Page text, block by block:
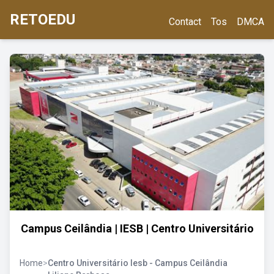
RETOEDU Contact Tos DMCA
Campus Ceilândia | IESB | Centro Universitário
Home>Centro Universitário Iesb - Campus Ceilândia